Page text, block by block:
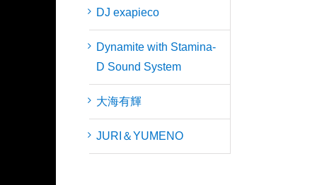
DJ exapieco
Dynamite with Stamina-
D Sound System
大海有輝
JURI＆YUMENO